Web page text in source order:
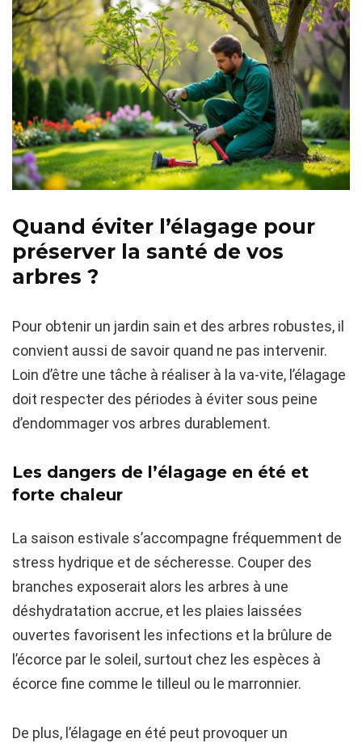
Quand éviter l’élagage pour
préserver la santé de vos
arbres ?
Pour obtenir un jardin sain et des arbres robustes, il
convient aussi de savoir quand ne pas intervenir.
Loin d’être une tâche à réaliser à la va-vite, l’élagage
doit respecter des périodes à éviter sous peine
d’endommager vos arbres durablement.
Les dangers de l’élagage en été et
forte chaleur
La saison estivale s’accompagne fréquemment de
stress hydrique et de sécheresse. Couper des
branches exposerait alors les arbres à une
déshydratation accrue, et les plaies laissées
ouvertes favorisent les infections et la brûlure de
l’écorce par le soleil, surtout chez les espèces à
écorce fine comme le tilleul ou le marronnier.
De plus, l’élagage en été peut provoquer un